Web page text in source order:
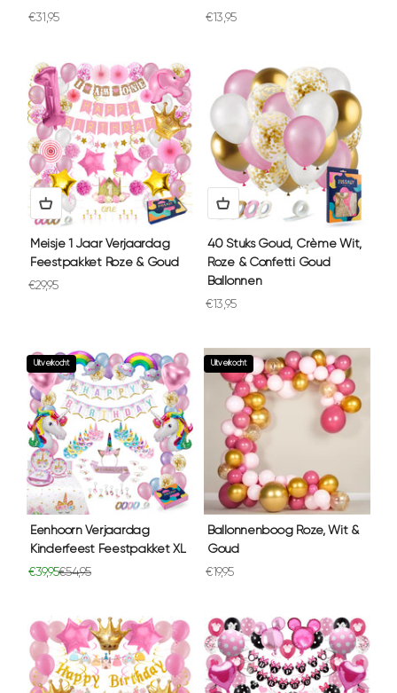
Aanbiedingsprijs
€31,95
Aanbiedingsprijs
€13,95
Meisje 1 Jaar Verjaardag
Feestpakket Roze & Goud
Aanbiedingsprijs
€29,95
40 Stuks Goud, Crème Wit,
Roze & Confetti Goud
Ballonnen
Aanbiedingsprijs
€13,95
Uitverkocht
Eenhoorn Verjaardag
Kinderfeest Feestpakket XL
Aanbiedingsprijs
€39,95Normale prijs
€54,95
Uitverkocht
Ballonnenboog Roze, Wit &
Goud
Aanbiedingsprijs
€19,95